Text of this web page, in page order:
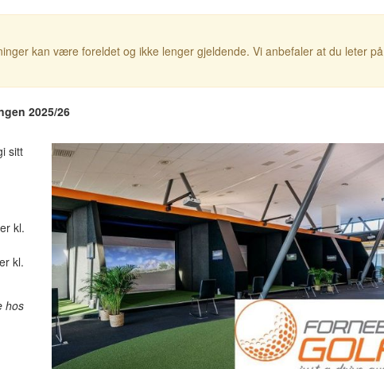
kan være foreldet og ikke lenger gjeldende. Vi anbefaler at du leter på
2025/26
sitt
kl.
kl.
hos